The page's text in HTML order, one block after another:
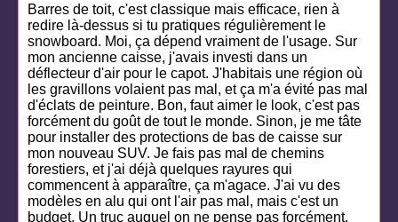
Barres de toit, c'est classique mais efficace, rien à
redire là-dessus si tu pratiques régulièrement le
snowboard. Moi, ça dépend vraiment de l'usage. Sur
mon ancienne caisse, j'avais investi dans un
déflecteur d'air pour le capot. J'habitais une région où
les gravillons volaient pas mal, et ça m'a évité pas mal
d'éclats de peinture. Bon, faut aimer le look, c'est pas
forcément du goût de tout le monde. Sinon, je me tâte
pour installer des protections de bas de caisse sur
mon nouveau SUV. Je fais pas mal de chemins
forestiers, et j'ai déjà quelques rayures qui
commencent à apparaître, ça m'agace. J'ai vu des
modèles en alu qui ont l'air pas mal, mais c'est un
budget. Un truc auquel on ne pense pas forcément,